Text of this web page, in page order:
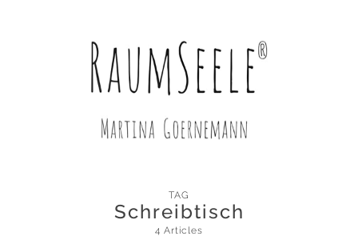
TAG
Schreibtisch
4 Articles